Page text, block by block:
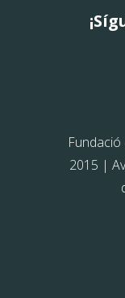
2015 |